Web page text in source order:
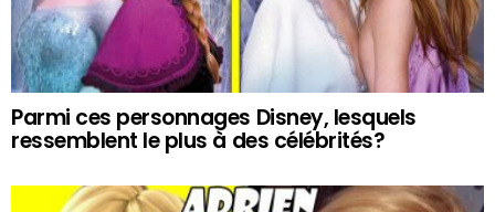
Parmi ces personnages Disney, lesquels
ressemblent le plus à des célébrités?